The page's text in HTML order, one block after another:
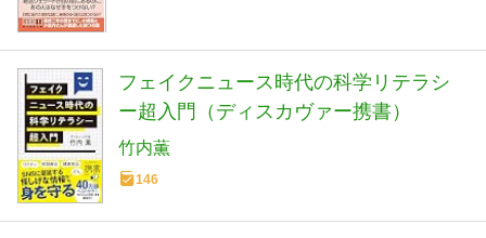
フェイクニュース時代の科学リテラシ
ー超入門（ディスカヴァー携書）
竹内薫
146